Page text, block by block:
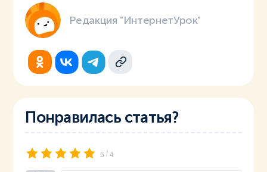
Редакция "ИнтернетУрок"
Понравилась статья?
5 /4